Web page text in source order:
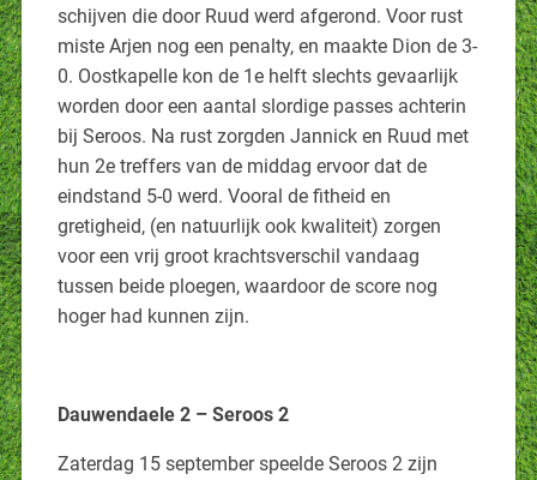
schijven die door Ruud werd afgerond. Voor rust
miste Arjen nog een penalty, en maakte Dion de 3-
0. Oostkapelle kon de 1e helft slechts gevaarlijk
worden door een aantal slordige passes achterin
bij Seroos. Na rust zorgden Jannick en Ruud met
hun 2e treffers van de middag ervoor dat de
eindstand 5-0 werd. Vooral de fitheid en
gretigheid, (en natuurlijk ook kwaliteit) zorgen
voor een vrij groot krachtsverschil vandaag
tussen beide ploegen, waardoor de score nog
hoger had kunnen zijn.
Dauwendaele 2 – Seroos 2
Zaterdag 15 september speelde Seroos 2 zijn